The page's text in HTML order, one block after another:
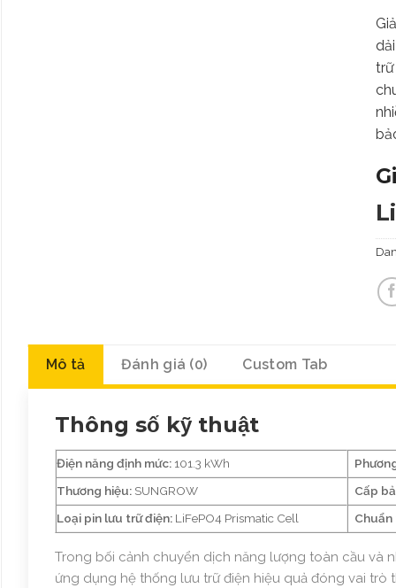
trữ
Mô tả Đánh giá (0) Custom Tab
Thông số kỹ thuật
Điện năng định mức: 101.3 kWh
Thương hiệu: SUNGROW Cấp
Loại pin lưu trữ điện: LiFePO4 Prismatic Cell
Trong bối cảnh chuyển dịch năng lượng toàn cầu và
ứng dụng hệ thống lưu trữ điện hiệu quả đóng vai trò